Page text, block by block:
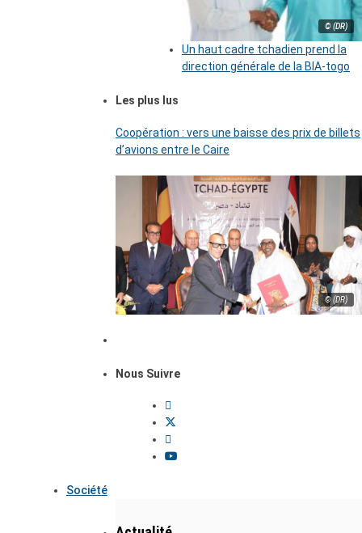
© (DR)
Un haut cadre tchadien prend la
direction générale de la BIA-togo
Les plus lus
Coopération : vers une baisse des prix de billets
d’avions entre le Caire
© (DR)
Nous Suivre
Société